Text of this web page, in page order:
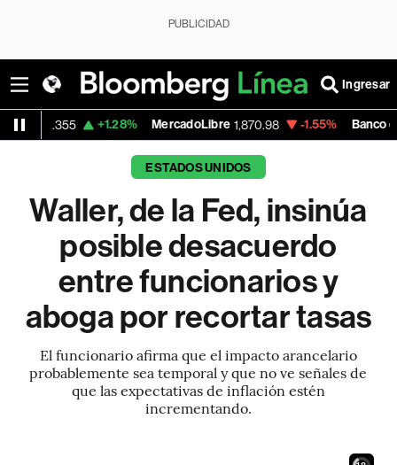
PUBLICIDAD
Ingresar
+1.28% MercadoLibre 1,870.98 -1.55% Banco de Bogota
ESTADOS UNIDOS
Waller, de la Fed, insinúa
posible desacuerdo
entre funcionarios y
aboga por recortar tasas
El funcionario afirma que el impacto arancelario
probablemente sea temporal y que no ve señales de
que las expectativas de inflación estén
incrementando.